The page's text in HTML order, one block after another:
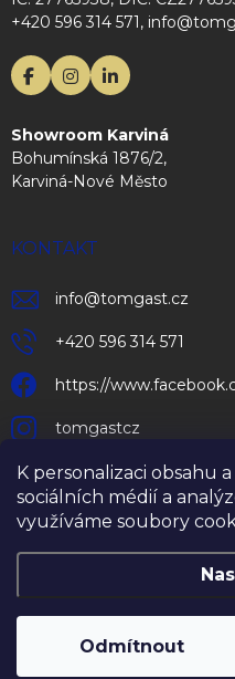
K personalizaci obsahu
sociálních médií a
využíváme soubory
Odmítnout
+420 596 314 571,
Showroom Karviná
Bohumínská 1876/2,
Karviná-Nové Město
KONTAKT
info@tomgast.cz
+420 596 314 571
https://
tomgastcz
Copyright 2026TOMGAST
vyhrazena.